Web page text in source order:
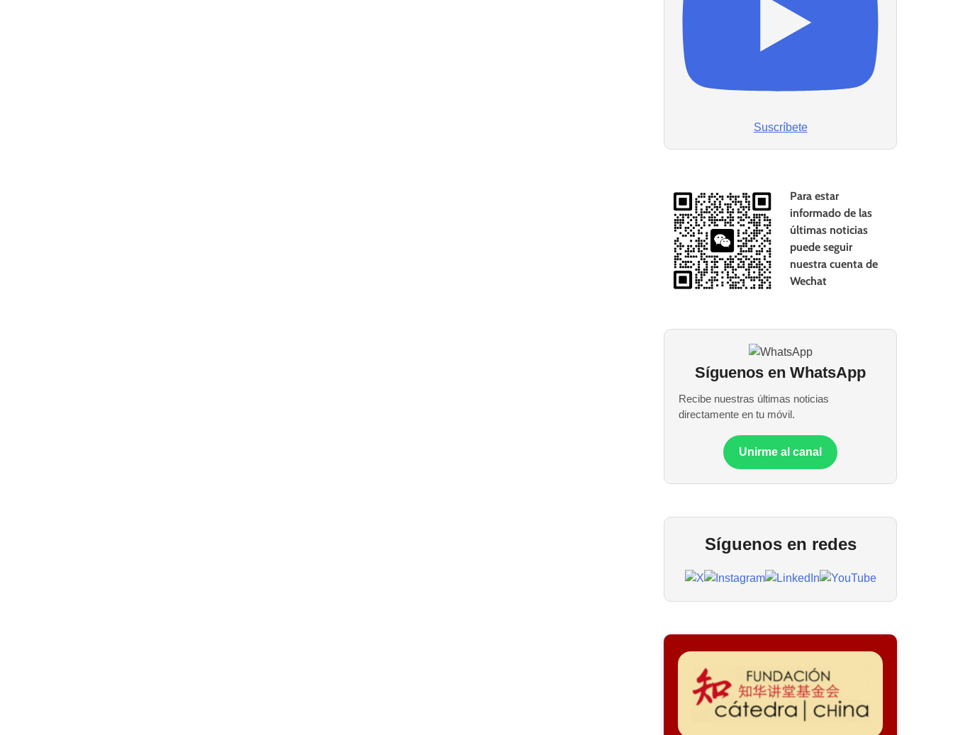
Suscríbete
Para estar
informado de las
últimas noticias
puede seguir
nuestra cuenta de
Wechat
Síguenos en WhatsApp
Recibe nuestras últimas noticias
directamente en tu móvil.
Unirme al canal
Síguenos en redes